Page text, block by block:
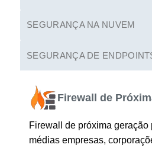
SEGURANÇA NA NUVEM
SEGURANÇA DE
Firewall de
Firewall de próxima geração
médias empresas,